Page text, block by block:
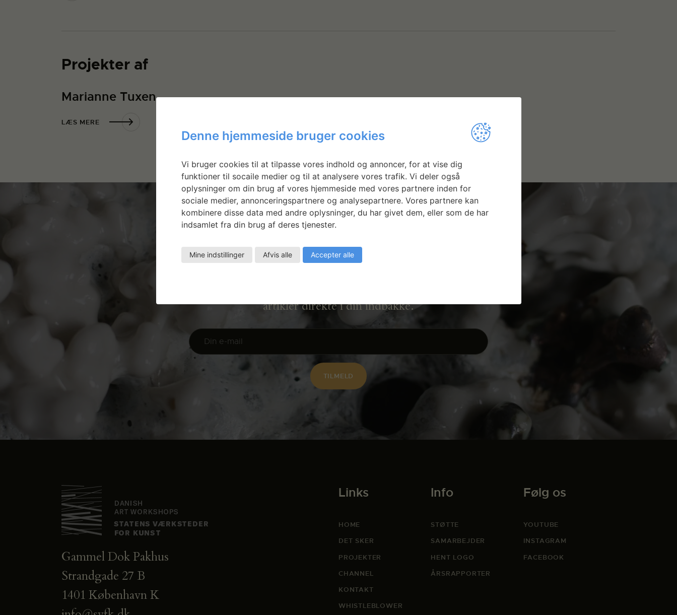
Projekter af
Marianne Tuxen
LÆS MERE
Nyhedsbrev
artikler direkte i din indbakke.
Gammel Dok Pakhus
Strandgade 27 B
1401 København K
Links
HOME
DET SKER
PROJEKTER
CHANNEL
KONTAKT
WHISTLEBLOWER
Info
STØTTE
SAMARBEJDER
HENT LOGO
ÅRSRAPPORTER
Følg os
YOUTUBE
INSTAGRAM
FACEBOOK
Denne hjemmeside bruger cookies
Vi bruger cookies til at tilpasse vores indhold og annoncer, for at vise dig
funktioner til socaile medier og til at analysere vores trafik. Vi deler også
oplysninger om din brug af vores hjemmeside med vores partnere inden for
sociale medier, annonceringspartnere og analysepartnere. Vores partnere kan
kombinere disse data med andre oplysninger, du har givet dem, eller som de har
indsamlet fra din brug af deres tjenester.
Mine indstillinger Afvis alle Accepter alle